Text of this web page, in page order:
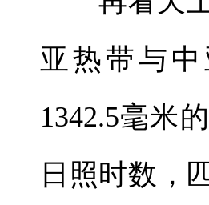
亚热带与
1342.5毫米
日照时数，